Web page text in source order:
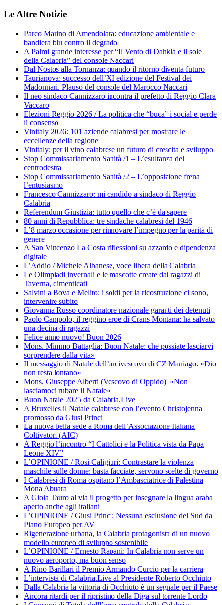
Le Altre Notizie
Parco Marino di Amendolara: educazione ambientale e
bandiera blu contro il degrado
A Palmi grande interesse per “Il Vento di Dahkla e il sole
della Calabria” del console Naccari
Dal Nostos alla Tornanza: quando il ritorno diventa futuro
Taurianova: successo dell’XI edizione del Festival dei
Madonnari. Plauso del console del Marocco Naccari
Il neo sindaco Cannizzaro incontra il prefetto di Reggio Clara
Vaccaro
Elezioni Reggio 2026 / La politica che “buca” i social e perde
il consenso
Vinitaly 2026: 101 aziende calabresi per mostrare le
eccellenze della regione
Vinitaly: per il vino calabrese un futuro di crescita e sviluppo
Stop Commissariamento Sanità /1 – L’esultanza del
centrodestra
Stop Commissariamento Sanità /2 – L’opposizione frena
l’entusiasmo
Francesco Cannizzaro: mi candido a sindaco di Reggio
Calabria
Referendum Giustizia: tutto quello che c’è da sapere
80 anni di Repubblica: tre sindache calabresi del 1946
L’8 marzo occasione per rinnovare l’impegno per la parità di
genere
A San Vincenzo La Costa riflessioni su azzardo e dipendenza
digitale
L’Addio / Michele Albanese, voce libera della Calabria
Le Olimpiadi invernali e le mascotte create dai ragazzi di
Taverna, dimenticati
Salvini a Bova e Melito: i soldi per la ricostruzione ci sono,
intervenire subito
Giovanna Russo coordinatore nazionale garanti dei detenuti
Paolo Campolo, il reggino eroe di Crans Montana: ha salvato
una decina di ragazzi
Felice anno nuovo! Buon 2026
Mons. Mimmo Battaglia: Buon Natale: che possiate lasciarvi
sorprendere dalla vita»
Il messaggio di Natale dell’arcivescovo di CZ Maniago: «Dio
non resta lontano»
Mons. Giuseppe Alberti (Vescovo di Oppido): «Non
lasciamoci rubare il Natale»
Buon Natale 2025 da Calabria.Live
A Bruxelles il Natale calabrese con l’evento Christojenna
promosso da Giusi Princi
La nuova bella sede a Roma dell’Associazione Italiana
Coltivatori (AIC)
A Reggio l’incontro “I Cattolici e la Politica vista da Papa
Leone XIV”
L’OPINIONE / Rosi Caligiuri: Contrastare la violenza
maschile sulle donne: basta facciate, servono scelte di governo
I Calabresi di Roma ospitano l’Ambasciatrice di Palestina
Mona Abuara
A Gioia Tauro al via il progetto per insegnare la lingua araba
aperto anche agli italiani
L’OPINIONE / Giusi Princi: Nessuna esclusione del Sud da
Piano Europeo per AV
Rigenerazione urbana, la Calabria protagonista di un nuovo
modello europeo di sviluppo sostenibile
L’OPINIONE / Ernesto Rapani: In Calabria non serve un
nuovo aeroporto, ma buon senso
A Rino Barillari il Premio Armando Curcio per la carriera
L’intervista di Calabria.Live al Presidente Roberto Occhiuto
Dalla Calabria la vittoria di Occhiuto è un segnale per il Paese
Ancora ritardi per il ripristino della Diga sul torrente Lordo